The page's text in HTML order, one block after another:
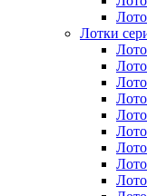
Лотки